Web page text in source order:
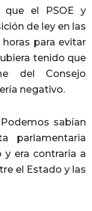
que el PSOE y
de ley en las
para evitar
tenido que
del Consejo
negativo.
sabían
parlamentaria
y era contraria a
el Estado y las